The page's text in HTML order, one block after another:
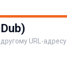
URL-адресу.